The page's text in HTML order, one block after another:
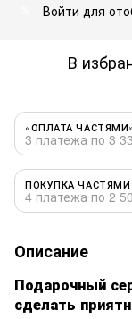
Войти для
В
«ОПЛАТА
3 платежа по 3
ПОКУПКА ЧАСТЯМИ
4 платежа по 2
Описание
Подарочный
сделать